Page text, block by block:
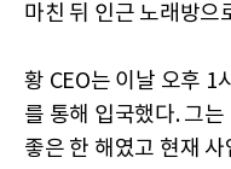
마친 뒤 인근 노래방으
황 CEO는 이날 오후 1
를 통해 입국했다. 그
좋은 한 해였고 현재